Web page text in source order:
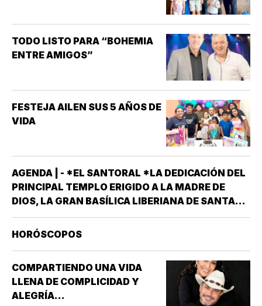
DISFUNCIÓN ERÉCTIL
(INCAPACIDAD DE ALCANZAR
Y/O MANTENER…
TODO LISTO PARA “BOHEMIA
ENTRE AMIGOS”
FESTEJA AILEN SUS 5 AÑOS DE
VIDA
AGENDA | - *EL SANTORAL *LA DEDICACIÓN DEL
PRINCIPAL TEMPLO ERIGIDO A LA MADRE DE
DIOS, LA GRAN BASÍLICA LIBERIANA DE SANTA
MARÍA LA MAYOR EN ROMA. NUESTRA SEÑORA
DE LAS NIEVES *SANTOS EMIGDIO OBISPO Y
HORÓSCOPOS
COMPARTIENDO UNA VIDA
LLENA DE COMPLICIDAD Y
ALEGRÍA...